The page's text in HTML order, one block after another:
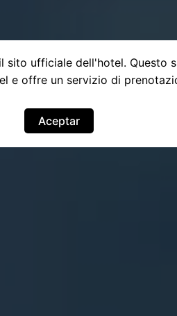
sito ufficiale dell'hotel. Questo
e offre un servizio di
Aceptar